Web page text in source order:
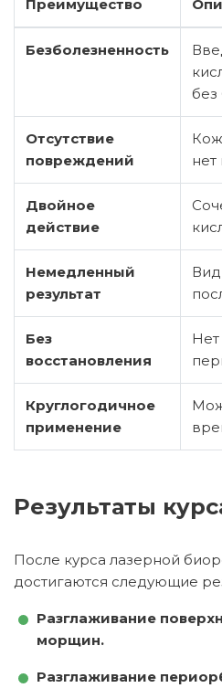
Преимущество
Безболезненность
без
Отсутствие
повреждений
нет
Двойное
действие
Немедленный
результат
Без
восстановления
Круглогодичное
применение
Результаты
После курса лазерной
достигаются следующие
Разглаживание
морщин.
Разглаживание